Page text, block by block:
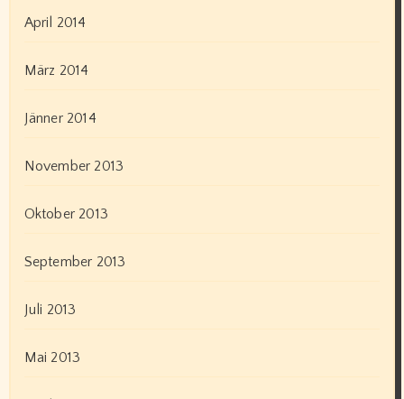
April 2014
März 2014
Jänner 2014
November 2013
Oktober 2013
September 2013
Juli 2013
Mai 2013